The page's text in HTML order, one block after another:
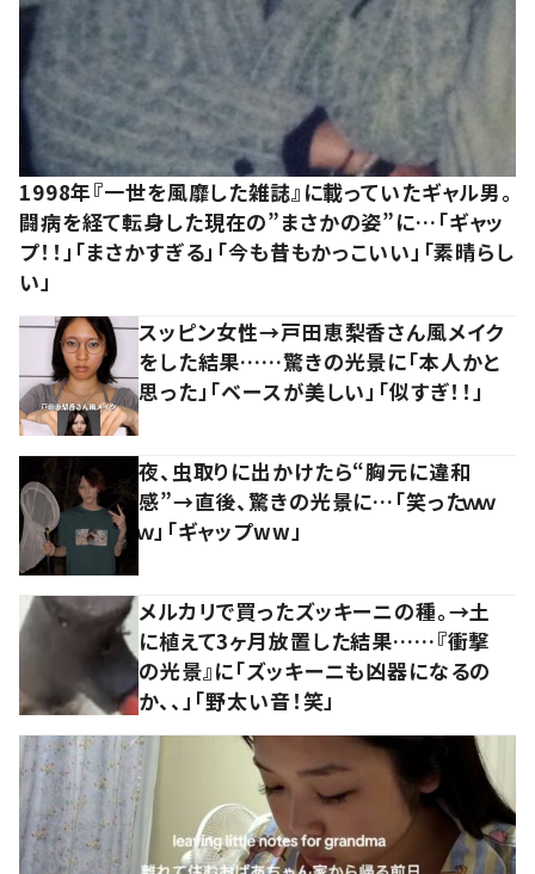
1998年『一世を風靡した雑誌』に載っていたギャル男。
闘病を経て転身した現在の”まさかの姿”に…「ギャッ
プ！！」「まさかすぎる」「今も昔もかっこいい」「素晴らし
い」
スッピン女性→戸田恵梨香さん風メイク
をした結果……驚きの光景に「本人かと
思った」「ベースが美しい」「似すぎ！！」
夜、虫取りに出かけたら“胸元に違和
感”→直後、驚きの光景に…「笑ったｗｗ
ｗ」「ギャップww」
メルカリで買ったズッキーニの種。→土
に植えて3ヶ月放置した結果……『衝撃
の光景』に「ズッキーニも凶器になるの
か、、」「野太い音！笑」